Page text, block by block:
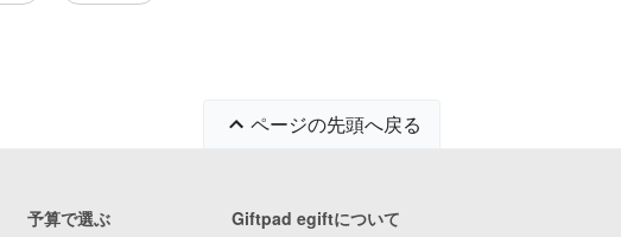
ページの先頭へ戻る
予算で選ぶ
Giftpad egiftについて